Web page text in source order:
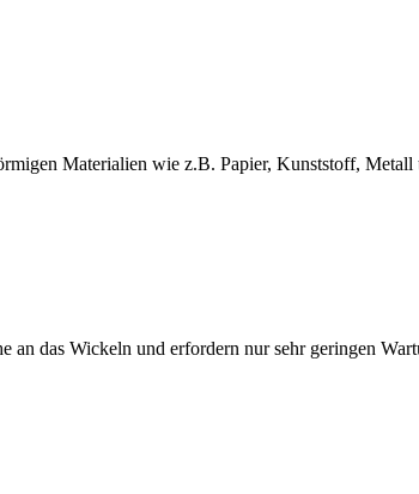
Materialien wie z.B. Papier, Kunststoff,
an das Wickeln und erfordern nur sehr geringen